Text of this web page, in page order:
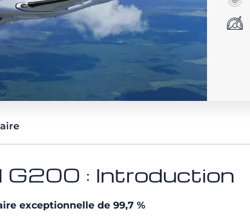
: Introduction
exceptionnelle de 99,7 %